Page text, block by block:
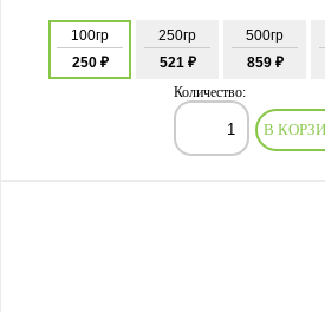
100гр
250 ₽
250гр
521 ₽
500гр
859 ₽
Количество:
В